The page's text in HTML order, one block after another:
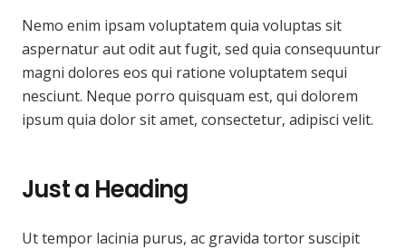
Nemo enim ipsam voluptatem quia voluptas sit
aspernatur aut odit aut fugit, sed quia consequuntur
magni dolores eos qui ratione voluptatem sequi
nesciunt. Neque porro quisquam est, qui dolorem
ipsum quia dolor sit amet, consectetur, adipisci velit.
Just a Heading
Ut tempor lacinia purus, ac gravida tortor suscipit